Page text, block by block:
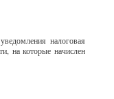
налоговая
на которые начислен